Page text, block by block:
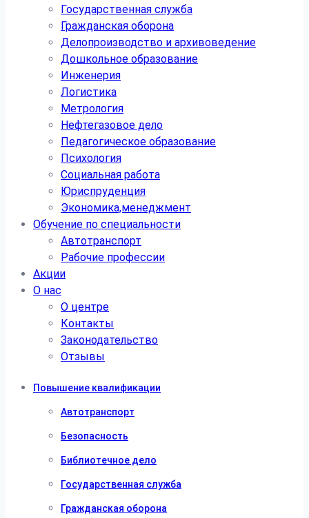
Государственная служба
Гражданская оборона
Делопроизводство и архивоведение
Дошкольное образование
Инженерия
Логистика
Метрология
Нефтегазовое дело
Педагогическое образование
Психология
Социальная работа
Юриспруденция
Экономика,менеджмент
Обучение по специальности
Автотранспорт
Рабочие профессии
Акции
О нас
О центре
Контакты
Законодательство
Отзывы
Повышение квалификации
Автотранспорт
Безопасность
Библиотечное дело
Государственная служба
Гражданская оборона